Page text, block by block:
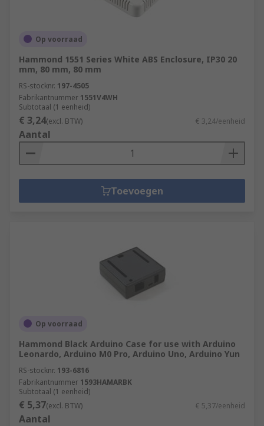
Op voorraad
Hammond 1551 Series White ABS Enclosure, IP30 20
mm, 80 mm, 80 mm
RS-stocknr. 197-4505
Fabrikantnummer 1551V4WH
Subtotaal (1 eenheid)
€ 3,24(excl. BTW) € 3,24/eenheid
Aantal
Toevoegen
Op voorraad
Hammond Black Arduino Case for use with Arduino
Leonardo, Arduino M0 Pro, Arduino Uno, Arduino Yun
RS-stocknr. 193-6816
Fabrikantnummer 1593HAMARBK
Subtotaal (1 eenheid)
€ 5,37(excl. BTW) € 5,37/eenheid
Aantal